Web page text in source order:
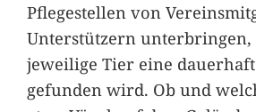
Pflegestellen von
Unterstützern unterbringen,
jeweilige Tier eine
gefunden wird. Ob und